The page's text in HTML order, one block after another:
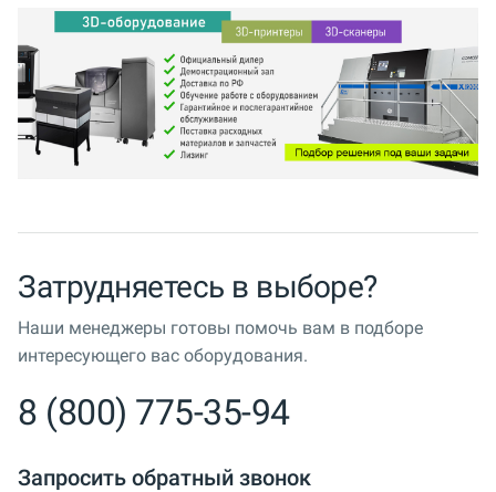
Затрудняетесь в выборе?
Наши менеджеры готовы помочь вам в подборе
интересующего вас оборудования.
8 (800) 775-35-94
Запросить обратный звонок